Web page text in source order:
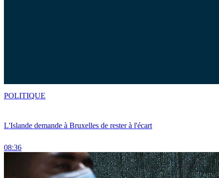
L'Islande demande à Bruxelles de rester à l'écart
08:36
POLITIQUE